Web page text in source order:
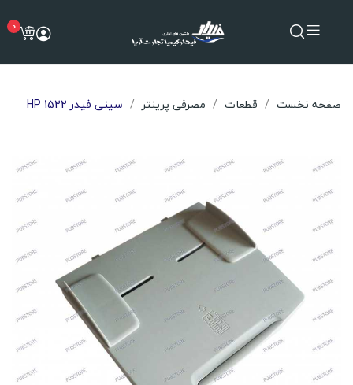
0
صفحه نخست قطعات مصرفی پرینتر سینی فیدر HP 1522